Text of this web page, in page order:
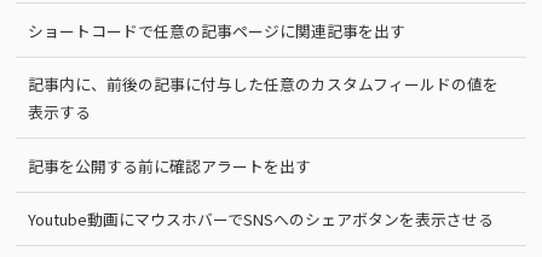
ショートコードで任意の記事ページに関連記事を出す
記事内に、前後の記事に付与した任意のカスタムフィールドの値を
表示する
記事を公開する前に確認アラートを出す
Youtube動画にマウスホバーでSNSへのシェアボタンを表示させる